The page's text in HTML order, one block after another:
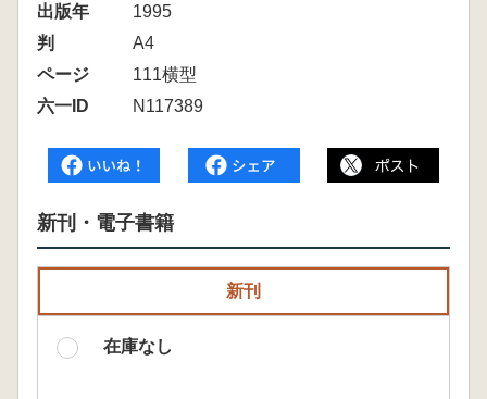
出版年
1995
判
A4
ページ
111横型
六一ID
N117389
新刊・電子書籍
新刊
在庫なし